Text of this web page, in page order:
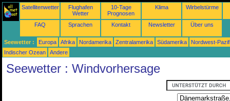
Satellitenwetter
Flughafen
Wetter
10-Tage
Prognosen
Klima Wirbelstürme
FAQ Sprachen Kontakt Newsletter Über uns
Seewetter : Europa Afrika Nordamerika Zentralamerika Südamerika
Nordwest-
Indischer Ozean
Andere
Seewetter : Windvorhersage